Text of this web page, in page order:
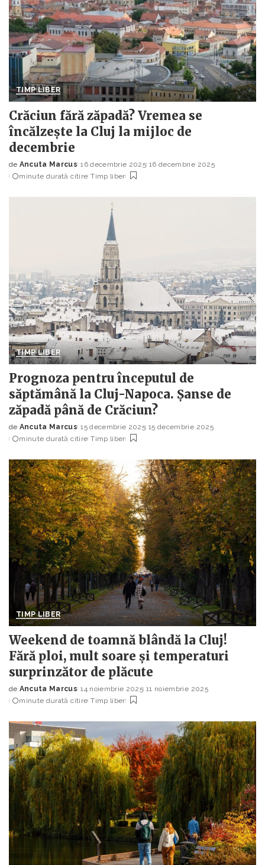
TIMP LIBER
Crăciun fără zăpadă? Vremea se
încălzește la Cluj la mijloc de
decembrie
Posted
by
de Ancuta Marcus 16 decembrie 2025 16 decembrie 2025
minute durată citire Timp liber
TIMP LIBER
Prognoza pentru începutul de
săptămână la Cluj-Napoca. Șanse de
zăpadă până de Crăciun?
Posted
by
de Ancuta Marcus 15 decembrie 2025 15 decembrie 2025
minute durată citire Timp liber
TIMP LIBER
Weekend de toamnă blândă la Cluj!
Fără ploi, mult soare și temperaturi
surprinzător de plăcute
Posted
by
de Ancuta Marcus 14 noiembrie 2025 11 noiembrie 2025
minute durată citire Timp liber